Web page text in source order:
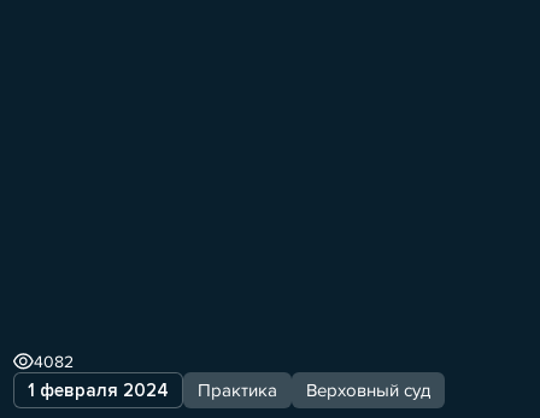
1 февраля 2024 Практика Верховный суд
4082